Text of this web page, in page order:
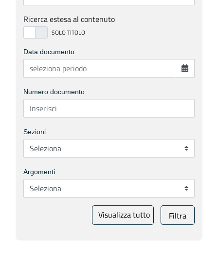
Ricerca estesa al contenuto
Data documento
Numero documento
Sezioni
Argomenti
Visualizza tutto Filtra